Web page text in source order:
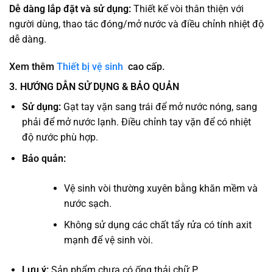
Dễ dàng lắp đặt và sử dụng: Thiết kế vòi thân thiện với
người dùng, thao tác đóng/mở nước và điều chỉnh nhiệt độ
dễ dàng.
Xem thêm Thiết bị vệ sinh cao cấp.
3. HƯỚNG DẪN SỬ DỤNG & BẢO QUẢN
Sử dụng:Gạt tay vặn sang trái để mở nước nóng, sang
phải để mở nước lạnh. Điều chỉnh tay vặn để có nhiệt
độ nước phù hợp.
Bảo quản:
Vệ sinh vòi thường xuyên bằng khăn mềm và
nước sạch.
Không sử dụng các chất tẩy rửa có tính axit
mạnh để vệ sinh vòi.
Lưu ý:Sản phẩm chưa có ống thải chữ P.